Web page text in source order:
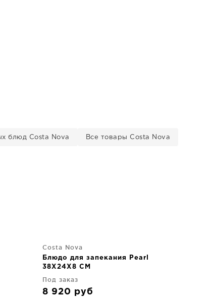
блюд Costa Nova Все товары Costa Nova
Costa Nova
Блюдо для запекания Pearl
38X24X8 CM
Под заказ
8 920 руб